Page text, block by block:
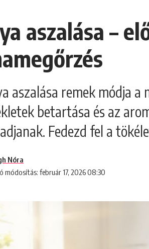
aszalása –
aszalása remek módja
betartása és az
Fedezd fel a
módosítás: február 17, 2026 08:30
Nóra